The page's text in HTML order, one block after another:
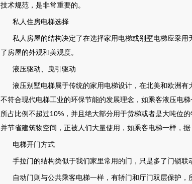
技术规范，是非常重要的。
私人住房电梯选择
私人房屋的结构决定了在选择家用电梯或别墅电梯应采
了房屋的外观和美观度。
液压驱动、曳引驱动
液压别墅电梯属于传统的家用电梯设计，在北美和欧洲
不符合现代电梯工业的环保节能的发展理念，如乘客液压电
所占比例不超过10%，并且绝大部分用于货梯或者是大吨位
并节省建筑物空间，正被人们大量使用，如乘客电梯一样，
电梯开门方式
手拉门的结构类似于我们家里常用的门，只是多了门锁
自动门则与公共乘客电梯一样，有轿门和厅门双层保护